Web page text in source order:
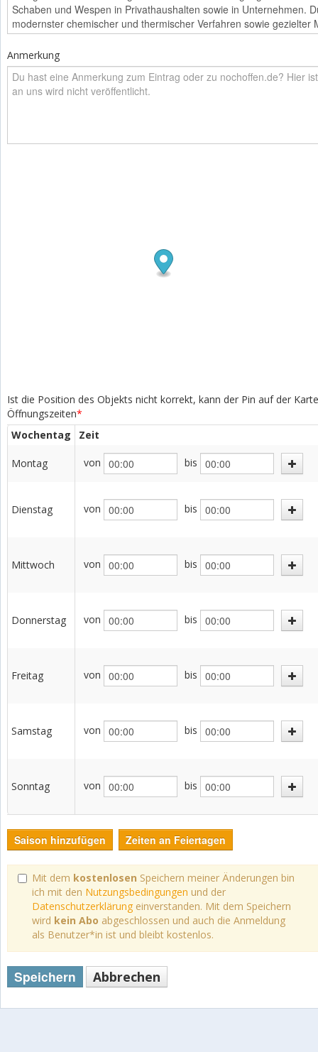
Anmerkung
Ist die Position des Objekts nicht korrekt, kann der Pin auf der
Öffnungszeiten*
Wochentag
Zeit
Montag von bis
Dienstag von bis
Mittwoch von bis
Donnerstag von bis
Freitag von bis
Samstag von bis
Sonntag von bis
Saison hinzufügen Zeiten an Feiertagen
Mit dem kostenlosen Speichern meiner Änderungen bin
ich mit den Nutzungsbedingungen und der
Datenschutzerklärungeinverstanden. Mit dem Speichern
wird kein Abo abgeschlossen und auch die Anmeldung
als Benutzer*in ist und bleibt kostenlos.
Speichern Abbrechen